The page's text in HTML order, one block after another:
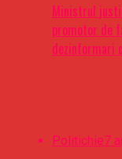
Ministrul
promotor de
dezinformari
Politichie7